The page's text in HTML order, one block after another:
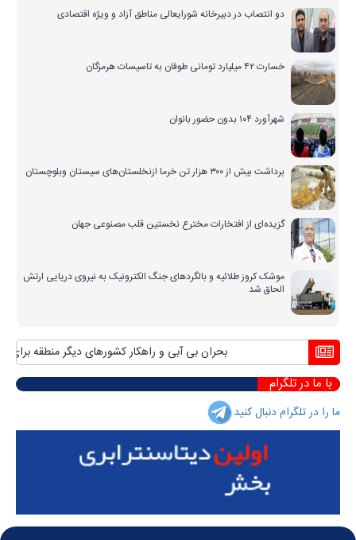
دو انتصاب در دبیرخانه شورایعالی مناطق آزاد و ویژه اقتصادی
خسارت ۴۲ میلیارد تومانی طوفان به تاسیسات هرمزگان
شهرآورد ۱۰۴ بدون حضور بانوان
برداشت بیش از ۳۰۰ هزار تن خرما ازنخلستان‌های سیستان وبلوچستان
گزیده‌ای از افتخارات مخترع نخستین قلب مصنوعی جهان
موشک کروز طلائیه و بالگردهای جنگ الکترونیک به نیروی دریایی ارتش
الحاق شد
بحران بی آبی و راهکار کشورهای دیگر منطقه برای
با ما در تلگرام
ما را در تلگرام دنبال کنید